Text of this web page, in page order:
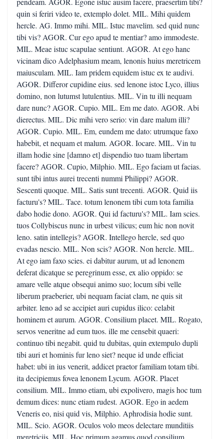
quin si feriri video te, extemplo dolet. MIL. Mihi quidem
hercle. AG. Immo mihi. MIL. Istuc mavelim. sed quid nunc
tibi vis? AGOR. Cur ego apud te mentiar? amo immodeste.
MIL. Meae istuc scapulae sentiunt. AGOR. At ego hanc
vicinam dico Adelphasium meam, lenonis huius meretricem
maiusculam. MIL. Iam pridem equidem istuc ex te audivi.
AGOR. Differor cupidine eius. sed lenone istoc Lyco, illius
domino, non lutumst lutulentius. MIL. Vin tu illi nequam
dare nunc? AGOR. Cupio. MIL. Em me dato. AGOR. Abi
dierectus. MIL. Dic mihi vero serio: vin dare malum illi?
AGOR. Cupio. MIL. Em, eundem me dato: utrumque faxo
habebit, et nequam et malum. AGOR. Iocare. MIL. Vin tu
illam hodie sine [damno et] dispendio tuo tuam libertam
facere? AGOR. Cupio, Milphio. MIL. Ego faciam ut facias.
sunt tibi intus aurei trecenti nummi Philippi? AGOR.
Sescenti quoque. MIL. Satis sunt trecenti. AGOR. Quid iis
facturu's? MIL. Tace. totum lenonem tibi cum tota familia
dabo hodie dono. AGOR. Qui id facturu's? MIL. Iam scies.
tuos Collybiscus nunc in urbest vilicus; eum hic non novit
leno. satin intellegis? AGOR. Intellego hercle, sed quo
evadas nescio. MIL. Non scis? AGOR. Non hercle. MIL.
At ego iam faxo scies. ei dabitur aurum, ut ad lenonem
deferat dicatque se peregrinum esse, ex alio oppido: se
amare velle atque obsequi animo suo; locum sibi velle
liberum praeberier, ubi nequam faciat clam, ne quis sit
arbiter. leno ad se accipiet auri cupidus ilico: celabit
hominem et aurum. AGOR. Consilium placet. MIL. Rogato,
servos veneritne ad eum tuos. ille me censebit quaeri:
continuo tibi negabit. quid tu dubitas, quin extempulo dupli
tibi auri et hominis fur leno siet? neque id unde efficiat
habet: ubi in ius venerit, addicet praetor familiam totam tibi.
ita decipiemus fovea lenonem Lycum. AGOR. Placet
consilium. MIL. Immo etiam, ubi expolivero, magis hoc tum
demum dices: nunc etiam rudest. AGOR. Ego in aedem
Veneris eo, nisi quid vis, Milphio. Aphrodisia hodie sunt.
MIL. Scio. AGOR. Oculos volo meos delectare munditiis
meretriciis. MIL. Hoc primum agamus quod consilium